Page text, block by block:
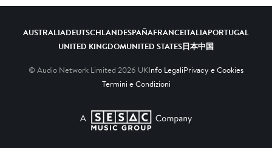
AUSTRALIADEUTSCHLANDESPAÑAFRANCEITALIAPORTUGAL
UNITED KINGDOMUNITED STATES日本中国
© Audio Network Limited 2026 UKInfo LegaliPrivacy e Cookies
Termini e Condizioni
A SESAC Company